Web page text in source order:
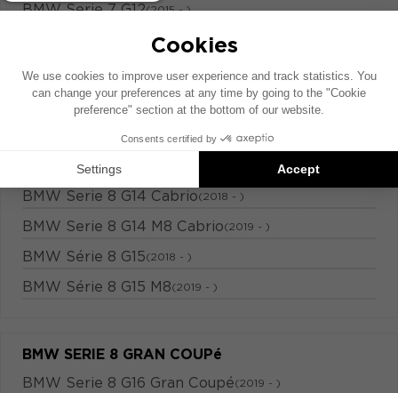
BMW Serie 7 G12(2015 - )
(2022 - )
BMW SERIE 8
BMW Serie 8 F92 M Coupé(2018 - )
BMW Serie 8 F93 M Gran Coupé (2018 - )
BMW Serie 8 G14 Cabrio(2018 - )
BMW Serie 8 G14 M8 Cabrio(2019 - )
BMW Série 8 G15(2018 - )
BMW Série 8 G15 M8(2019 - )
BMW SERIE 8 GRAN COUPé
BMW Serie 8 G16 Gran Coupé(2019 - )